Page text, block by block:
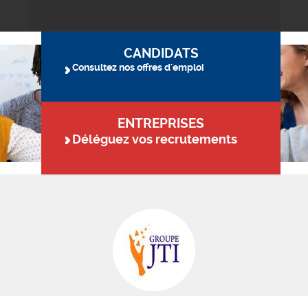
CANDIDATS
Consultez nos offres d'emploi
ENTREPRISES
Déléguez vos recrutements